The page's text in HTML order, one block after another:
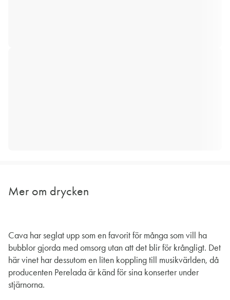
Mer om drycken
Cava har seglat upp som en favorit för många som vill ha
bubblor gjorda med omsorg utan att det blir för krångligt. Det
här vinet har dessutom en liten koppling till musikvärlden, då
producenten Perelada är känd för sina konserter under
stjärnorna.